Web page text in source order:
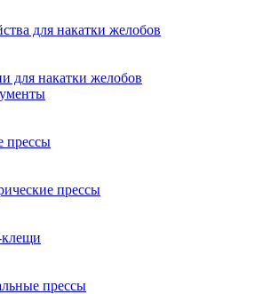
для накатки желобов
для накатки желобов
прессы
прессы
прессы